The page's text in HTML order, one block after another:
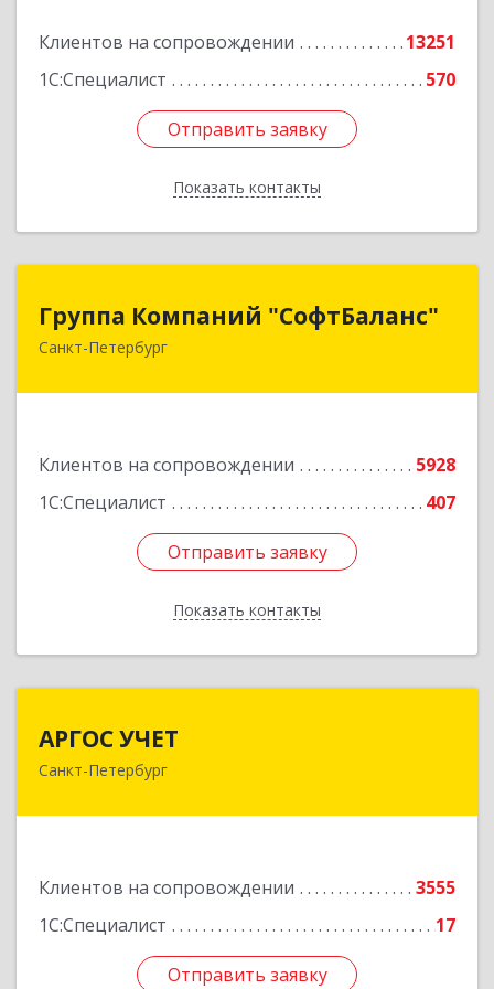
Клиентов на сопровождении
13251
1С:Специалист
570
Отправить заявку
Показать контакты
Отправить заявку
Назад
Группа Компаний "СофтБаланс"
Санкт-Петербург
Клиентов на сопровождении
5928
1С:Специалист
407
Отправить заявку
Показать контакты
Группа Компаний "СофтБаланс"
195112, Санкт-Петербург г, Заневский пр-кт,
Отправить заявку
Назад
АРГОС УЧЕТ
Санкт-Петербург
Клиентов на сопровождении
3555
1С:Специалист
17
Отправить заявку
196191, Санкт-Петербург г, Конституции пл,
Отправить заявку